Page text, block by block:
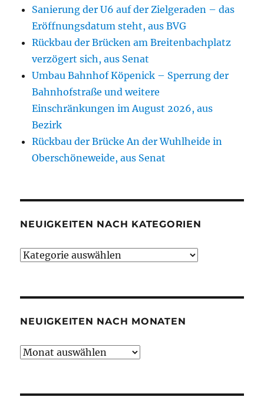
Sanierung der U6 auf der Zielgeraden – das
Eröffnungsdatum steht, aus BVG
Rückbau der Brücken am Breitenbachplatz
verzögert sich, aus Senat
Umbau Bahnhof Köpenick – Sperrung der
Bahnhofstraße und weitere
Einschränkungen im August 2026, aus
Bezirk
Rückbau der Brücke An der Wuhlheide in
Oberschöneweide, aus Senat
NEUIGKEITEN NACH KATEGORIEN
Neuigkeiten
NEUIGKEITEN NACH MONATEN
Neuigkeiten